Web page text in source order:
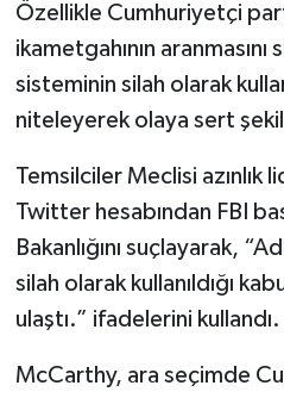
Özellikle Cumhuriyetçi
ikametgahının
sisteminin silah olarak
niteleyerek olaya sert
Temsilciler Meclisi azınlık
Twitter hesabından FBI
Bakanlığını suçlayarak,
silah olarak kullanıldığı
ulaştı.” ifadelerini kullandı.
McCarthy, ara seçimde